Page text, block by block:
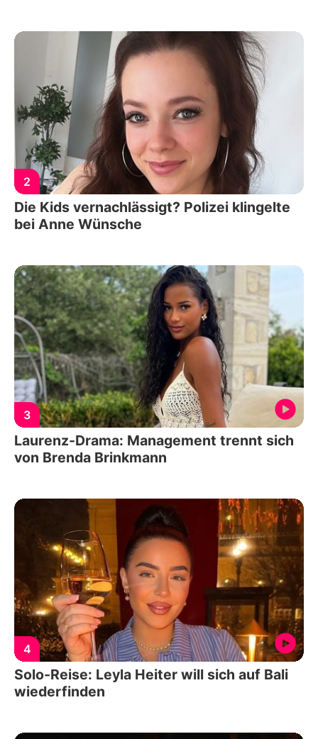
2
Die Kids vernachlässigt? Polizei klingelte
bei Anne Wünsche
3
Laurenz-Drama: Management trennt sich
von Brenda Brinkmann
4
Solo-Reise: Leyla Heiter will sich auf Bali
wiederfinden